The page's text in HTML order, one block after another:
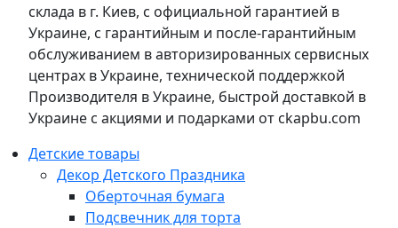
склада в г. Киев, с официальной гарантией в
Украине, с гарантийным и после-гарантийным
обслуживанием в авторизированных сервисных
центрах в Украине, технической поддержкой
Производителя в Украине, быстрой доставкой в
Украине с акциями и подарками от ckapbu.com
Детские товары
Декор Детского Праздника
Оберточная бумага
Подсвечник для торта